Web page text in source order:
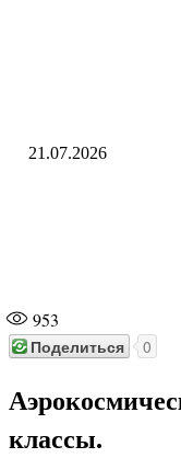
21.07.2026
953
Поделиться 0
классы.